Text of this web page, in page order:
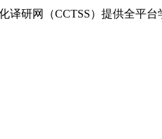
研网（CCTSS）提供全平